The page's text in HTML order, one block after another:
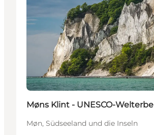
Møns Klint - UNESCO-Welterbe
Møn, Südseeland und die Inseln